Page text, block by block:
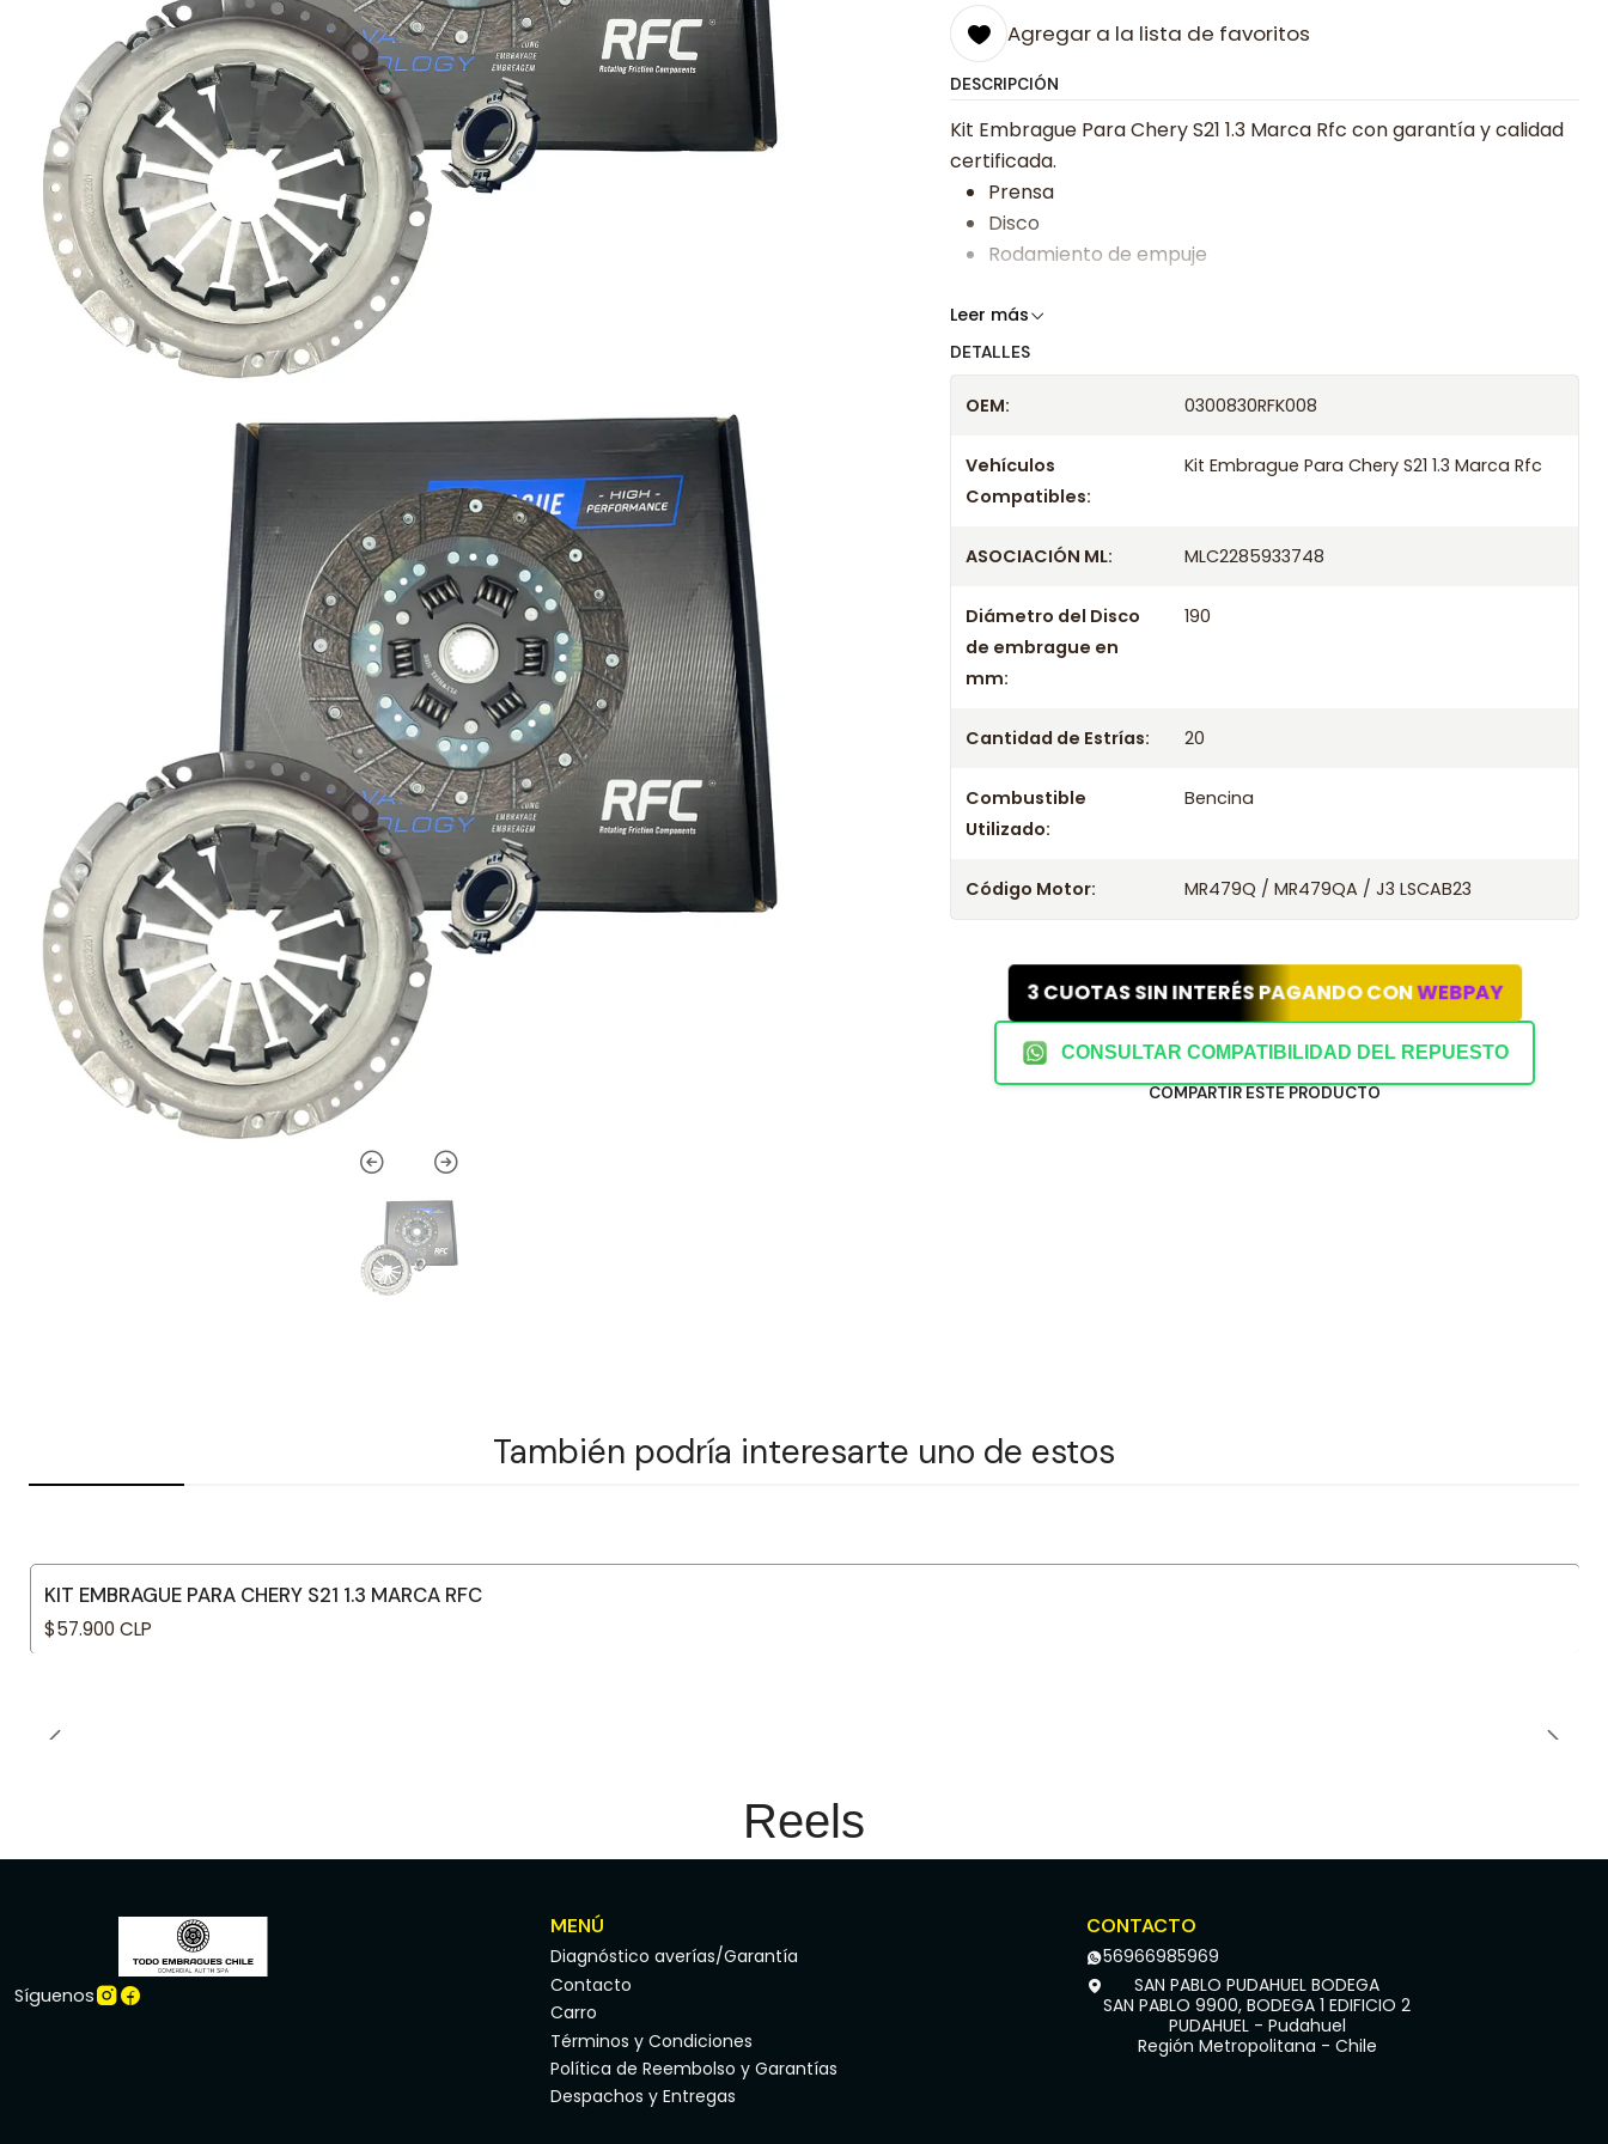
Agregar a la lista de favoritos
DESCRIPCIÓN
Kit Embrague Para Chery S21 1.3 Marca Rfc con garantía y calidad
certificada.
Prensa
Disco
Rodamiento de empuje
Somos especialistas en embragues desde 2019, ofreciendo precios
confirmación.
Leer más
DETALLES
OEM: 0300830RFK008
Vehículos
Compatibles:
Kit Embrague Para Chery S21 1.3 Marca Rfc
ASOCIACIÓN ML: MLC2285933748
Diámetro del Disco
de embrague en
mm:
190
Cantidad de Estrías: 20
Combustible
Utilizado:
Bencina
Código Motor: MR479Q / MR479QA / J3 LSCAB23
3 CUOTAS SIN INTERÉS PAGANDO CONWEBPAY
CONSULTAR COMPATIBILIDAD DEL REPUESTO
COMPARTIR ESTE PRODUCTO
También podría interesarte uno de estos
KIT EMBRAGUE PARA CHERY S21 1.3 MARCA RFC
$57.900 CLP
Reels
Síguenos
MENÚ
Diagnóstico averías/Garantía
Contacto
Carro
Términos y Condiciones
Política de Reembolso y Garantías
Despachos y Entregas
CONTACTO
56966985969
SAN PABLO PUDAHUEL BODEGA
SAN PABLO 9900, BODEGA 1 EDIFICIO 2
PUDAHUEL - Pudahuel
Región Metropolitana - Chile